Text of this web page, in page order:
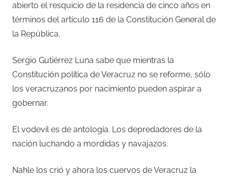
abierto el resquicio de la residencia de cinco años en
términos del artículo 116 de la Constitución General de
la República.
Sergio Gutiérrez Luna sabe que mientras la
Constitución política de Veracruz no se reforme, sólo
los veracruzanos por nacimiento pueden aspirar a
gobernar.
El vodevil es de antología. Los depredadores de la
nación luchando a mordidas y navajazos.
Nahle los crió y ahora los cuervos de Veracruz la